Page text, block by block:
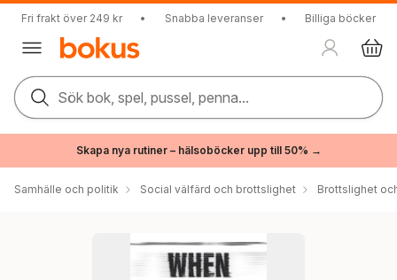
Fri frakt över 249 kr • Snabba leveranser • Billiga böcker
Sök bok, spel, pussel, penna...
Skapa nya rutiner – hälsoböcker upp till 50% →
Samhälle och politik Social välfärd och brottslighet Brottslighet